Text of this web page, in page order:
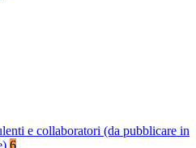
e collaboratori (da pubblicare in